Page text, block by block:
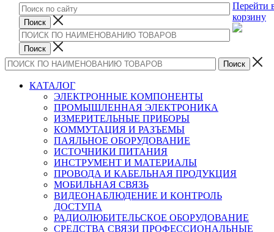
Перейти
корзину
КАТАЛОГ
ЭЛЕКТРОННЫЕ КОМПОНЕНТЫ
ПРОМЫШЛЕННАЯ ЭЛЕКТРОНИКА
ИЗМЕРИТЕЛЬНЫЕ ПРИБОРЫ
КОММУТАЦИЯ И РАЗЪЕМЫ
ПАЯЛЬНОЕ ОБОРУДОВАНИЕ
ИСТОЧНИКИ ПИТАНИЯ
ИНСТРУМЕНТ И МАТЕРИАЛЫ
ПРОВОДА И КАБЕЛЬНАЯ ПРОДУКЦИЯ
МОБИЛЬНАЯ СВЯЗЬ
ВИДЕОНАБЛЮДЕНИЕ И КОНТРОЛЬ
ДОСТУПА
РАДИОЛЮБИТЕЛЬСКОЕ ОБОРУДОВАНИЕ
СРЕДСТВА СВЯЗИ ПРОФЕССИОНАЛЬНЫЕ